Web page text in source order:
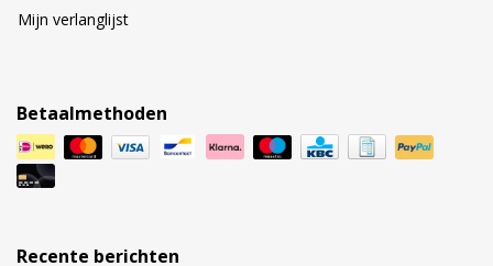
Mijn verlanglijst
Betaalmethoden
Recente berichten